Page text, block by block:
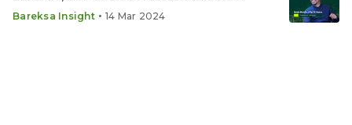
Bareksa Insight • 14 Mar 2024